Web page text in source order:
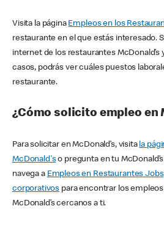
Visita la página Empleos en los
restaurante en el que estás interesado.
internet de los restaurantes McDonald’s
casos, podrás ver cuáles puestos
restaurante.
¿Cómo solicito empleo en
Para solicitar en McDonald’s, visita la
McDonald'so pregunta en tu
navega a Empleos en Restaurantes Jobs
corporativos para encontrar los
McDonald’s cercanos a ti.